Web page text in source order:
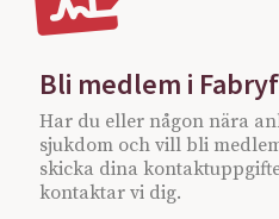
Bli medlem i
Har du eller någon nära
sjukdom och vill bli
skicka dina
kontaktar vi dig.